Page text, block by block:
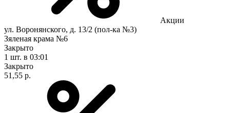
Акции
ул. Воронянского, д. 13/2 (пол-ка №3)
Зяленая крама №6
Закрыто
1 шт. в 03:01
Закрыто
51,55 р.